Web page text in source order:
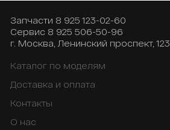
Запчасти 8 925 123-02-60
Сервис 8 925 506-50-96
г. Москва, Ленинский проспект, 123
Каталог по моделям
Доставка и оплата
Контакты
О нас